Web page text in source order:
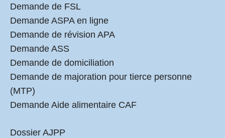
Demande de FSL
Demande ASPA en ligne
Demande de révision APA
Demande ASS
Demande de domiciliation
Demande de majoration pour tierce personne
(MTP)
Demande Aide alimentaire CAF
Dossier AJPP